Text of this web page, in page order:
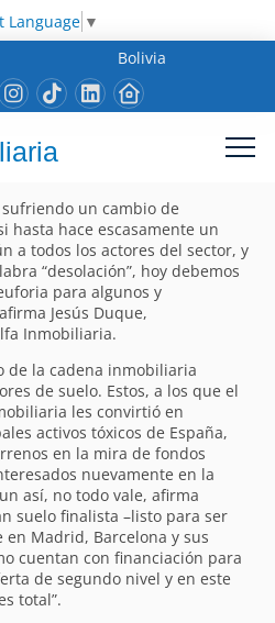
Language ▼
Bolivia
un cambio de
hasta hace escasamente un
a todos los actores del sector, y
“desolación”, hoy debemos
para algunos y
Jesús Duque,
Inmobiliaria.
de la cadena inmobiliaria
de suelo. Estos, a los que el
les convirtió en
activos tóxicos de España,
en la mira de fondos
nuevamente en la
así, no todo vale, afirma
suelo finalista –listo para ser
Madrid, Barcelona y sus
cuentan con financiación para
de segundo nivel y en este
total”.